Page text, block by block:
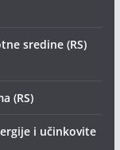
sredine (RS)
(RS)
i učinkovite